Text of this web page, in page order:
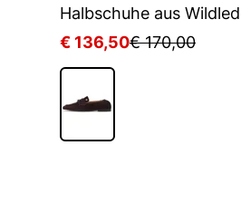
€ 136,50€ 170,00